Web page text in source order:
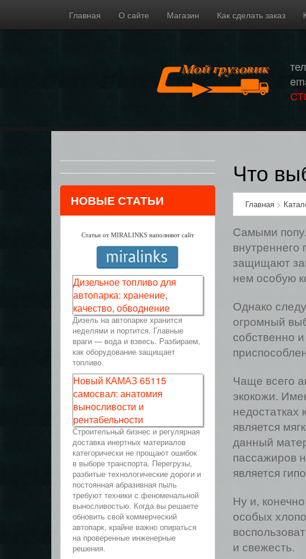
Главная О сайте Магазин Как сделать заказ
Что
Главная>
Самыми
внутреннего
защищают
нем особую
Однако
огромный
собственно
Чаще всего
экокожи.
недостатках
является
данный
пассажиров
является
Ну и,
особых
и свежесть.
НОВЫЕ СТАТЬИ
Статьи от MIRALINKS наполняют сайт
Дизельное топливо для
автопарка: хранение,
качество, обводнение
Дизель на автопарке хранится
неделями и портится. Главные
враги — вода и взвесь. Разбираем,
как оборудование защищает
топливо.
Новый КАМАЗ 65115
самосвал: анатомия
выносливости и
рентабельности
Строительный бизнес и регулярная
доставка инертных материалов
категорически не прощают ошибок
в выборе транспорта. Перегрузы,
разбитые технологические дороги и
постоянная абразивная пыль
требуют техники с феноменальной
выносливостью. Когда вы решаете
обновить свой коммерческий
автопарк, крайне важно опираться
на проверенные инженерные
решения.